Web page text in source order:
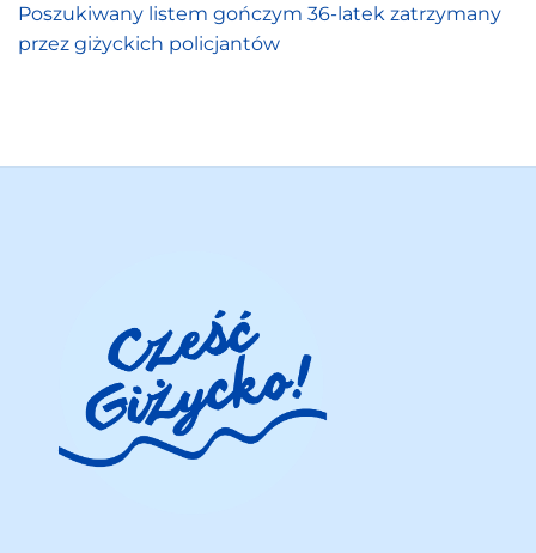
Poszukiwany listem gończym 36-latek zatrzymany
przez giżyckich policjantów